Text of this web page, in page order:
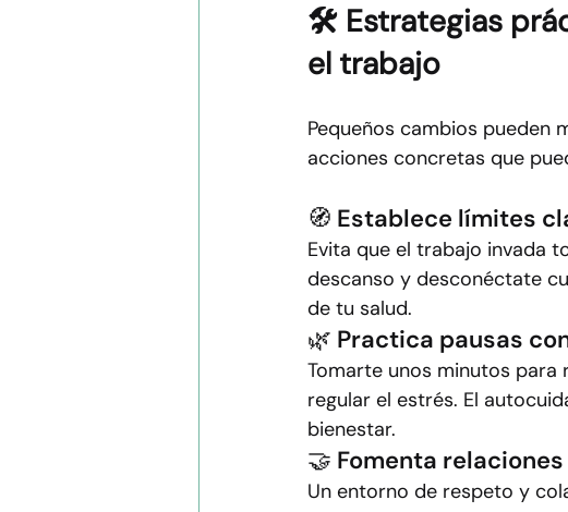
🛠️ Estrategias
el trabajo
Pequeños cambios pueden
acciones concretas que
🧭 Establece límites
Evita que el trabajo invada
descanso y desconéctate
de tu salud.
🌿 Practica pausas
Tomarte unos minutos
regular el estrés. El
bienestar.
🤝 Fomenta
Un entorno de respeto y